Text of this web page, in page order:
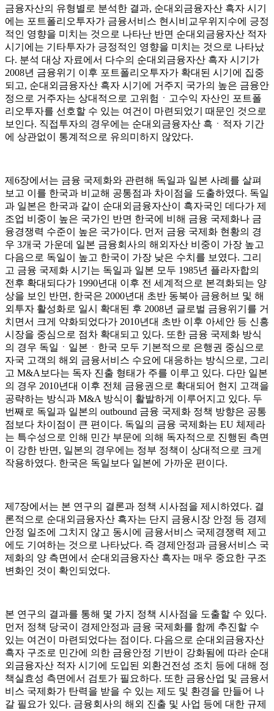
금융자산의 유형별로 분석한 결과, 순대외금융자산 흑자 시기
에는 포트폴리오투자가 금융서비스 현시비교우위지수에 긍정
적인 영향을 미치는 것으로 나타난 반면 순대외금융자산 적자
시기에는 기타투자가 긍정적인 영향을 미치는 것으로 나타났
다. 분석 대상 자료에서 다수의 순대외금융자산 흑자 시기가
2008년 금융위기 이후 포트폴리오투자가 확대된 시기에 집중
되고, 순대외금융자산 흑자 시기에 거주지 국가의 높은 금융안
정으로 거주자는 상대적으로 고위험ㆍ고수익 자산인 포트폴
리오투자를 선호할 수 있는 여건이 마련되었기 때문인 것으로
보인다. 직접투자의 경우에는 순대외금융자산 흑ㆍ적자 기간
에 상관없이 통계적으로 유의미하지 않았다.
제6장에서는 금융 국제화와 관련해 독일과 일본 사례를 살펴
보고 이를 한국과 비교해 공통점과 차이점을 도출하였다. 독일
과 일본은 한국과 같이 순대외금융자산이 흑자국인 데다가 제
조업 비중이 높은 국가인 반면 한국에 비해 금융 국제화나 금
융경쟁력 수준이 높은 국가이다. 먼저 금융 국제화 현황의 경
우 3개국 가운데 일본 금융회사의 해외자산 비중이 가장 높고
다음으로 독일이 높고 한국이 가장 낮은 수치를 보였다. 그리
고 금융 국제화 시기는 독일과 일본 모두 1985년 플라자합의
전후 확대되다가 1990년대 이후 전 세계적으로 본격화되는 양
상을 보인 반면, 한국은 2000년대 초반 동북아 금융허브 및 해
외투자 활성화로 일시 확대된 후 2008년 글로벌 금융위기를 거
치면서 크게 약화되었다가 2010년대 초반 이후 아세안 등 신흥
시장을 중심으로 점차 확대되고 있다. 또한 금융 국제화 방식
의 경우 독일ㆍ일본ㆍ한국 모두 기본적으로 은행권 중심으로
자국 고객의 해외 금융서비스 수요에 대응하는 방식으로, 그리
고 M&A보다는 독자 진출 형태가 주를 이루고 있다. 다만 일본
의 경우 2010년대 이후 전체 금융권으로 확대되어 현지 고객을
공략하는 방식과 M&A 방식이 활발하게 이루어지고 있다. 두
번째로 독일과 일본의 outbound 금융 국제화 정책 방향은 공통
점보다 차이점이 큰 편이다. 독일의 금융 국제화는 EU 체제라
는 특수성으로 인해 민간 부문에 의해 독자적으로 진행된 측면
이 강한 반면, 일본의 경우에는 정부 정책이 상대적으로 크게
작용하였다. 한국은 독일보다 일본에 가까운 편이다.
제7장에서는 본 연구의 결론과 정책 시사점을 제시하였다. 결
론적으로 순대외금융자산 흑자는 단지 금융시장 안정 등 경제
안정 일조에 그치지 않고 동시에 금융서비스 국제경쟁력 제고
에도 기여하는 것으로 나타났다. 즉 경제안정과 금융서비스 국
제화의 양 측면에서 순대외금융자산 흑자는 매우 중요한 구조
변화인 것이 확인되었다.
본 연구의 결과를 통해 몇 가지 정책 시사점을 도출할 수 있다.
먼저 정책 당국이 경제안정과 금융 국제화를 함께 추진할 수
있는 여건이 마련되었다는 점이다. 다음으로 순대외금융자산
흑자 구조로 민간에 의한 금융안정 기반이 강화됨에 따라 순대
외금융자산 적자 시기에 도입된 외환건전성 조치 등에 대해 정
책실효성 측면에서 검토가 필요하다. 또한 금융산업 및 금융서
비스 국제화가 탄력을 받을 수 있는 제도 및 환경을 만들어 나
갈 필요가 있다. 금융회사의 해외 진출 및 사업 등에 대한 규제